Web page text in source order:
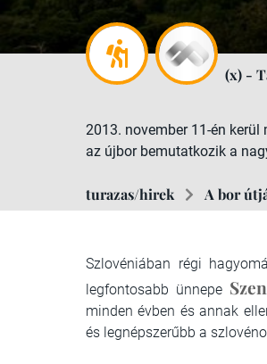
(x) -
2013. november 11-én
az újbor bemutatkozik a
turazas/hirek A bor
Szlovéniában régi
legfontosabb ünnepe
minden évben és annak
és legnépszerűbb a